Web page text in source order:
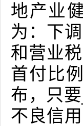
地产业
为：下
和营业
首付比
布，只
不良信